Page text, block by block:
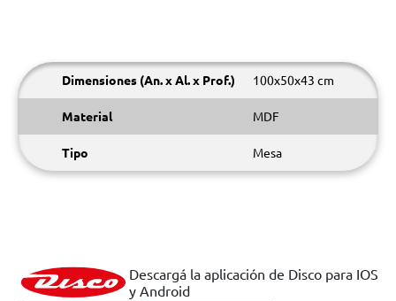
Dimensiones (An. x Al. x Prof.) 100x50x43 cm
Material MDF
Tipo Mesa
Descargá la aplicación de Disco para IOS
y Android